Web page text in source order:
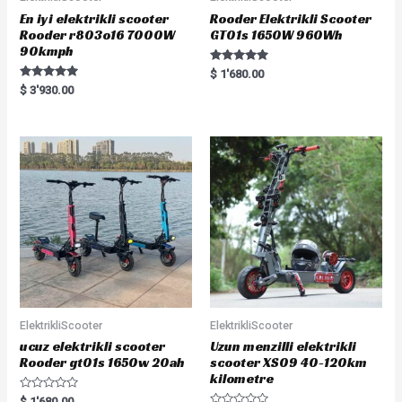
En iyi elektrikli scooter
Rooder r803o16 7000W
90kmph
Rated
5.00
$ 3'930.00
Rooder Elektrikli Scooter
GT01s 1650W 960Wh
Rated
5.00
$ 1'680.00
ElektrikliScooter
ucuz elektrikli scooter
Rooder gt01s 1650w 20ah
R
ElektrikliScooter
Uzun menzilli elektrikli
scooter XS09 40-120km
kilometre